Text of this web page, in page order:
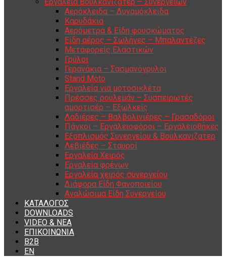
Εργαλεία Βουλκανιζατέρ – Συνεργείων
Αερόκλειδα – Δυναμόκλειδα
Καρυδάκια
Αερόμετρα & Είδη φουσκώματος
Είδη αέρος – Σωλήνες – Μπαλαντέζες
Μεταφορείς Ελαστικών
Γρύλοι
Γερανάκια – Σασμανόγρυλοι
Stand Moto
Εργαλεία για μοτοσικλέτα
Πρέσσες ρουλεμάν – Συσπειρωτές
αμορτισέρ – Εξωλκείς
Λαδιέρες – Βαλβολινιέρες – Γρασαδόροι
Πάγκοι – Εργαλειοφόροι – Εργαλειοθήκες
Εξοπλισμός Συνεργείου & Βουλκανιζατερ
Λεβιέδες – Σταυροί
Εργαλεία Χειρός
Εργαλεία φρένων
Εργαλεία χειρός συνεργείου
Διάφορα Είδη Φανοποιείου
Αναλώσιμα Είδη Συνεργείου
ΚΑΤΑΛΟΓΟΣ
DOWNLOADS
VIDEO & ΝΕΑ
ΕΠΙΚΟΙΝΩΝΙΑ
B2B
ΕΝ